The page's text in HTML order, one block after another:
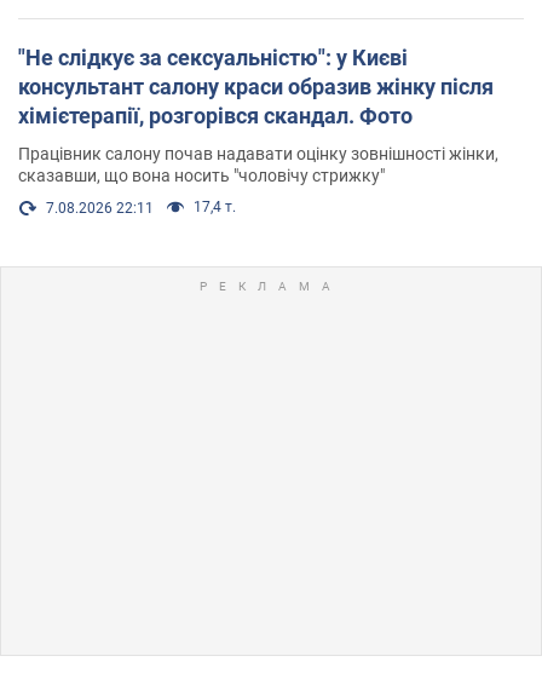
"Не слідкує за сексуальністю": у Києві
консультант салону краси образив жінку після
хімієтерапії, розгорівся скандал. Фото
Працівник салону почав надавати оцінку зовнішності жінки,
сказавши, що вона носить "чоловічу стрижку"
7.08.2026 22:11 17,4 т.